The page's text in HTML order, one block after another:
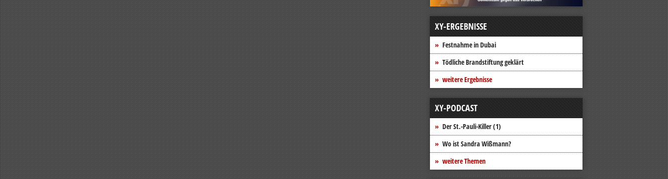
XY-ERGEBNISSE
Festnahme in Dubai
Tödliche Brandstiftung geklärt
weitere Ergebnisse
XY-PODCAST
Der St.-Pauli-Killer (1)
Wo ist Sandra Wißmann?
weitere Themen